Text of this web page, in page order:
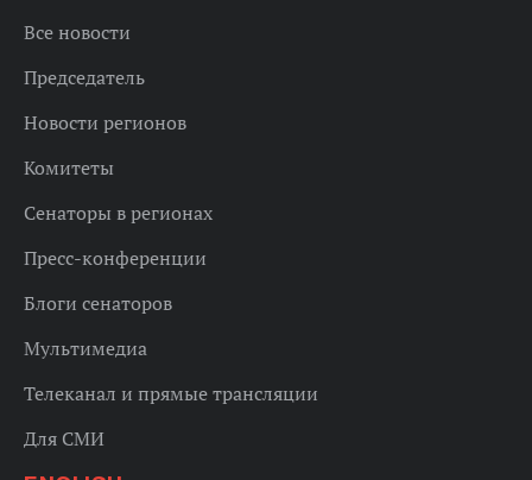
Все новости
Председатель
Новости регионов
Комитеты
Сенаторы в регионах
Пресс-конференции
Блоги сенаторов
Мультимедиа
Телеканал и прямые трансляции
Для СМИ